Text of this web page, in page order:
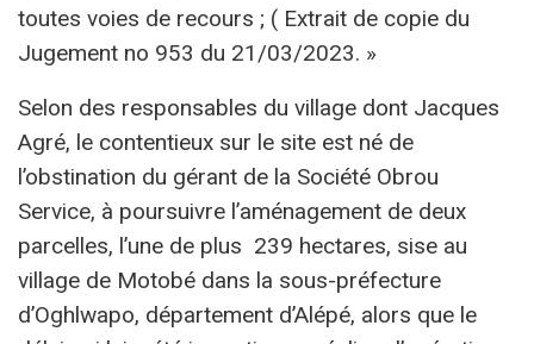
toutes voies de recours ; ( Extrait de copie du
Jugement no 953 du 21/03/2023. »
Selon des responsables du village dont Jacques
Agré, le contentieux sur le site est né de
l’obstination du gérant de la Société Obrou
Service, à poursuivre l’aménagement de deux
parcelles, l’une de plus 239 hectares, sise au
village de Motobé dans la sous-préfecture
d’Oghlwapo, département d’Alépé, alors que le